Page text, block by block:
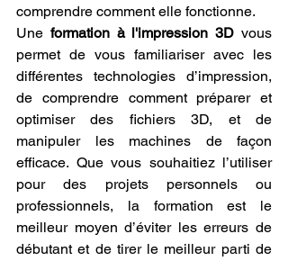
comprendre comment elle fonctionne.
Une formation à l'impression 3D vous
permet de vous familiariser avec les
différentes technologies d’impression,
de comprendre comment préparer et
optimiser des fichiers 3D, et de
manipuler les machines de façon
efficace. Que vous souhaitiez l’utiliser
pour des projets personnels ou
professionnels, la formation est le
meilleur moyen d’éviter les erreurs de
débutant et de tirer le meilleur parti de